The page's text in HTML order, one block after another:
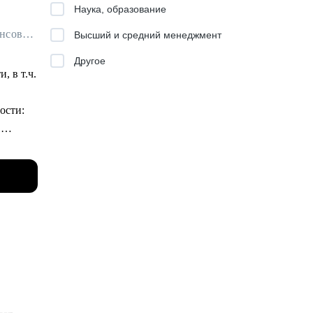
Финансовый архитектор / Наставник для бухгалтеров / Ментор для финансовых специалистов
в т.ч.
Наука, образование
Высший и средний менеджмент
Другое